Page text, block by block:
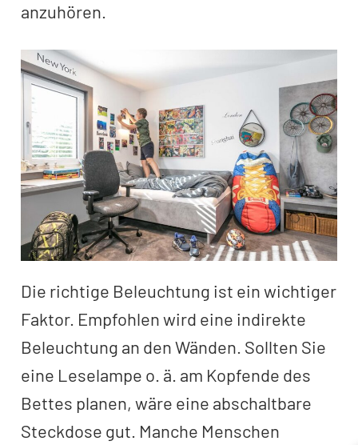
anzuhören.
Die richtige Beleuchtung ist ein wichtiger
Faktor. Empfohlen wird eine indirekte
Beleuchtung an den Wänden. Sollten Sie
eine Leselampe o. ä. am Kopfende des
Bettes planen, wäre eine abschaltbare
Steckdose gut. Manche Menschen